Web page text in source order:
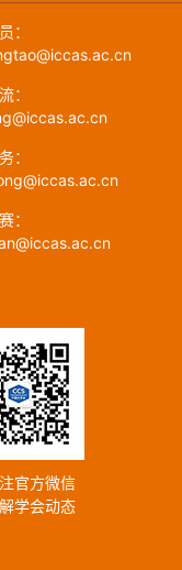
：
：
：
：
官方微信
学会动态